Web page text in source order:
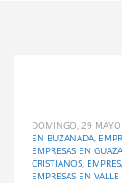
DOMINGO, 29
EN BUZANADA,
EMPRESAS EN GUAZA
CRISTIANOS,
EMPRESAS EN